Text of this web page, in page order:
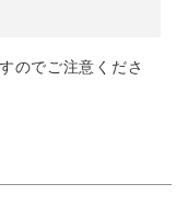
のでご注意くださ